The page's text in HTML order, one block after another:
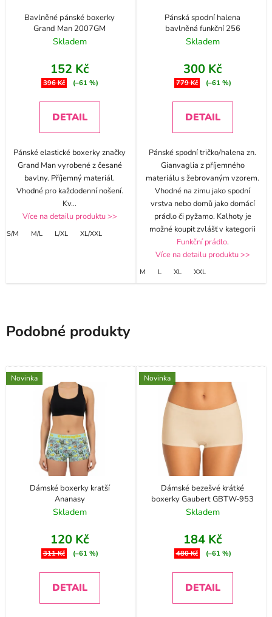
Bavlněné pánské boxerky
Grand Man 2007GM
Skladem
152 Kč
396 Kč (–61 %)
DETAIL
Pánské elastické boxerky značky
Grand Man vyrobené z česané
bavlny. Příjemný materiál.
Vhodné pro každodenní nošení.
Kv...
Více na detailu produktu >>
S/M M/L L/XL XL/XXL
Pánská spodní halena
bavlněná funkční 256
Skladem
300 Kč
779 Kč (–61 %)
DETAIL
Pánské spodní tričko/halena zn.
Gianvaglia z příjemného
materiálu s žebrovaným vzorem.
Vhodné na zimu jako spodní
vrstva nebo domů jako domácí
prádlo či pyžamo. Kalhoty je
možné koupit zvlášť v kategorii
Funkční prádlo.
Více na detailu produktu >>
M L XL XXL
Podobné produkty
Novinka
Dámské boxerky kratší
Ananasy
Skladem
120 Kč
311 Kč (–61 %)
DETAIL
Novinka
Dámské bezešvé krátké
boxerky Gaubert GBTW-953
Skladem
184 Kč
480 Kč (–61 %)
DETAIL